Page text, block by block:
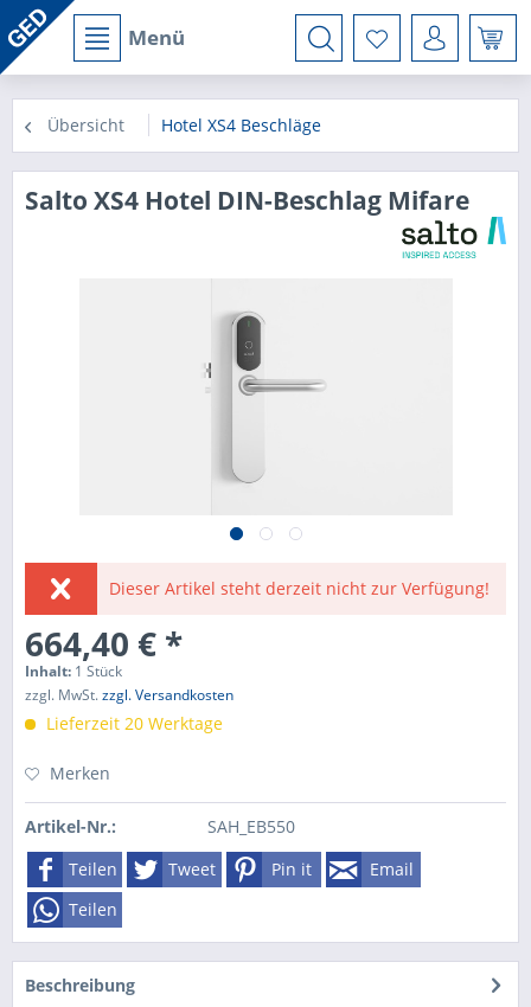
Menü
Übersicht Hotel XS4 Beschläge
Salto XS4 Hotel DIN-Beschlag Mifare
Dieser Artikel steht derzeit nicht zur Verfügung!
664,40 € *
Inhalt: 1 Stück
zzgl. MwSt.zzgl. Versandkosten
Lieferzeit 20 Werktage
Merken
Artikel-Nr.:
SAH_EB550
Teilen
Tweet Pin it
Email
Teilen
Beschreibung